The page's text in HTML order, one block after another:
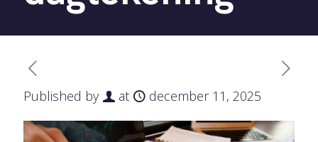
Published by at december 11, 2025